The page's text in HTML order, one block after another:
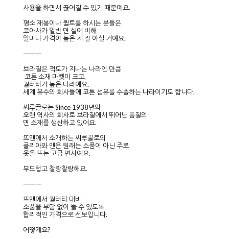
사용을 하면서 끊어질 수 있기 때문예요.
평소 재봉이나 퀼트를 하시는 분들은
코아사가 일반 면 실에 비해
얼마나 가격이 높은 지 잘 아실 거예요.
ㅡㅡㅡ
브라질은 적도가 지나는 나라인 만큼
코튼 소재 마켓이 크고,
퀄러티가 높은 나라예요.
세계 유수의 회사들에 코튼 섬유를 수출하는 나라이기도 합니다.
씨루끌로는 Since 1938년의
오랜 역사의 회사로 브라질에서 뛰어난 품질의
면 소재를 생산하고 있어요.
뜨앤에서 소개하는 씨루끌로의
클리아와 앤은 원래는 소품이 아닌 주로
옷을 뜨는 고급 면사예요.
부드럽고 찰랑찰랑해요.
ㅡㅡㅡ
뜨앤에서 퀄러티 대비
소품을 부담 없이 뜰 수 있도록
합리적인 가격으로 선보입니다.
어떻게요?